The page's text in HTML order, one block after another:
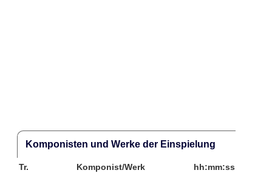
Komponisten und Werke der Einspielung
Tr. Komponist/Werk
hh:mm:ss